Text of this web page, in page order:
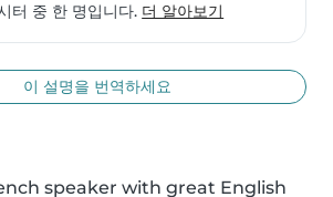
터 중 한 명입니다. 더 알아보기
이 설명을 번역하세요
speaker with great English